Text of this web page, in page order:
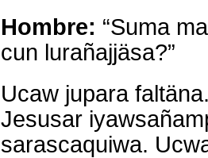
Hombre: “Suma
cun lurañajjäsa?”
Ucaw jupara
Jesusar
sarascaquiwa.